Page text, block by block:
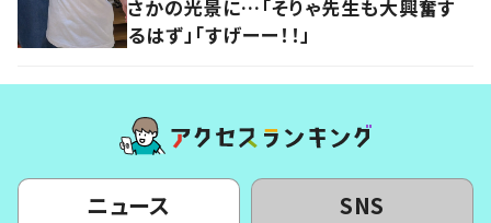
さかの光景に…「そりゃ先生も大興奮す
るはず」「すげーー！！」
ニュース SNS